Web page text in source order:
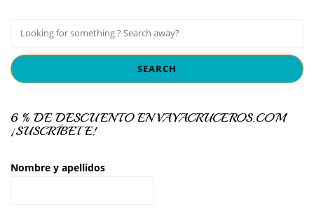
6 % DE DESCUENTO EN VAYACRUCEROS.COM
¡SUSCRÍBETE!
Nombre y apellidos